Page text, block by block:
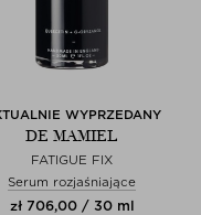
WYPRZEDANY
DE MAMIEL
FATIGUE FIX
Serum rozjaśniające
zł 706,00 / 30 ml